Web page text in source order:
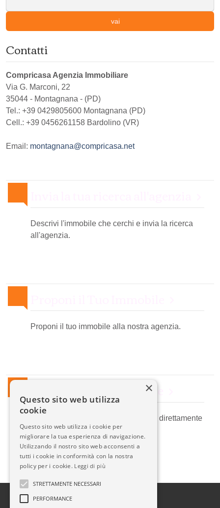
vai
Contatti
Compricasa Agenzia Immobiliare
Via G. Marconi, 22
35044 - Montagnana - (PD)
Tel.: +39 0429805600 Montagnana (PD)
Cell.: +39 0456261158 Bardolino (VR)
Email: montagnana@compricasa.net
Descrivi l'immobile che cerchi e invia la ricerca
all'agenzia.
Proponi il tuo immobile alla nostra agenzia.
Newsletter Immobiliare
Ricevi le nostre proposte immobiliari direttamente
nella tua email!
×
Questo sito web utilizza
cookie
Questo sito web utilizza i cookie per
migliorare la tua esperienza di navigazione.
Utilizzando il nostro sito web acconsenti a
tutti i cookie in conformità con la nostra
policy per i cookie. Leggi di più
STRETTAMENTE NECESSARI
PERFORMANCE